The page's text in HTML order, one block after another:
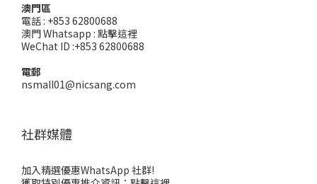
澳門區
電話 : +853 62800688
澳門 Whatsapp : 點擊這裡
WeChat ID :+853 62800688
電郵
nsmall01@nicsang.com
社群媒體
加入精選優惠WhatsApp 社群!